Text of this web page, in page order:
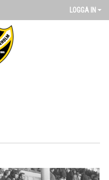
LOGGA IN